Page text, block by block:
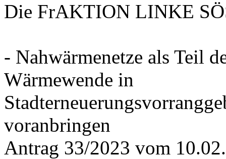
Die FrAKTION LINKE
- Nahwärmenetze als Teil
Wärmewende in
voranbringen
Antrag 33/2023 vom